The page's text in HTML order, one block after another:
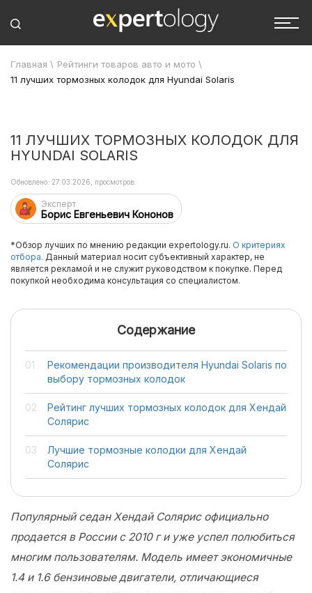
Главная \ Рейтинги товаров авто и мото \
11 лучших тормозных колодок для Hyundai Solaris
11 ЛУЧШИХ ТОРМОЗНЫХ КОЛОДОК ДЛЯ
HYUNDAI SOLARIS
Эксперт
Борис Евгеньевич Кононов
Обновлено: 27.03.2026, просмотров:
*Обзор лучших по мнению редакции expertology.ru. О критериях
отбора. Данный материал носит субъективный характер, не
является рекламой и не служит руководством к покупке. Перед
покупкой необходима консультация со специалистом.
Содержание
Рекомендации производителя Hyundai Solaris по
выбору тормозных колодок
Рейтинг лучших тормозных колодок для Хендай
Солярис
Лучшие тормозные колодки для Хендай
Солярис
Популярный седан Хендай Солярис официально
продается в России с 2010 г и уже успел полюбиться
многим пользователям. Модель имеет экономичные
1.4 и 1.6 бензиновые двигатели, отличающиеся